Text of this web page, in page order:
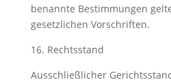
benannte Bestimmungen
gesetzlichen Vorschriften.
16. Rechtsstand
Ausschließlicher